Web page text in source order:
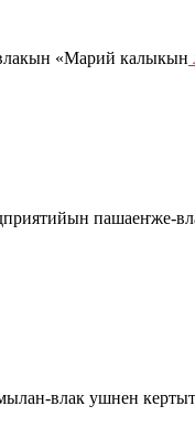
«Марий калыкын
пашаеҥже-
влак ушнен